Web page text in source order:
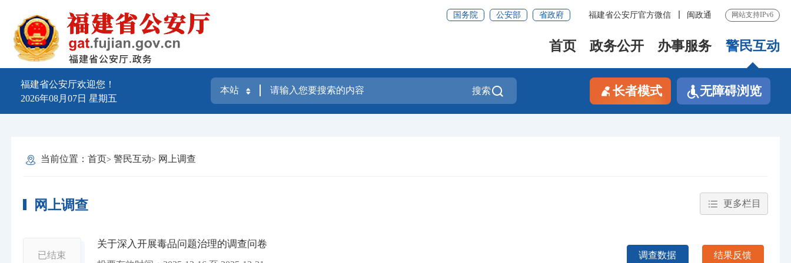
国务院 公安部 省政府 福建省公安厅官方微信 闽政通 网站支持IPv6
首页 政务公开 办事服务 警民互动
福建省公安厅欢迎您！
2026年08月07日 星期五
搜索 长者模式 无障碍浏览
当前位置：首页 警民互动 网上调查
网上调查 更多栏目
已结束
关于深入开展毒品问题治理的调查问卷
调查数据 结果反馈